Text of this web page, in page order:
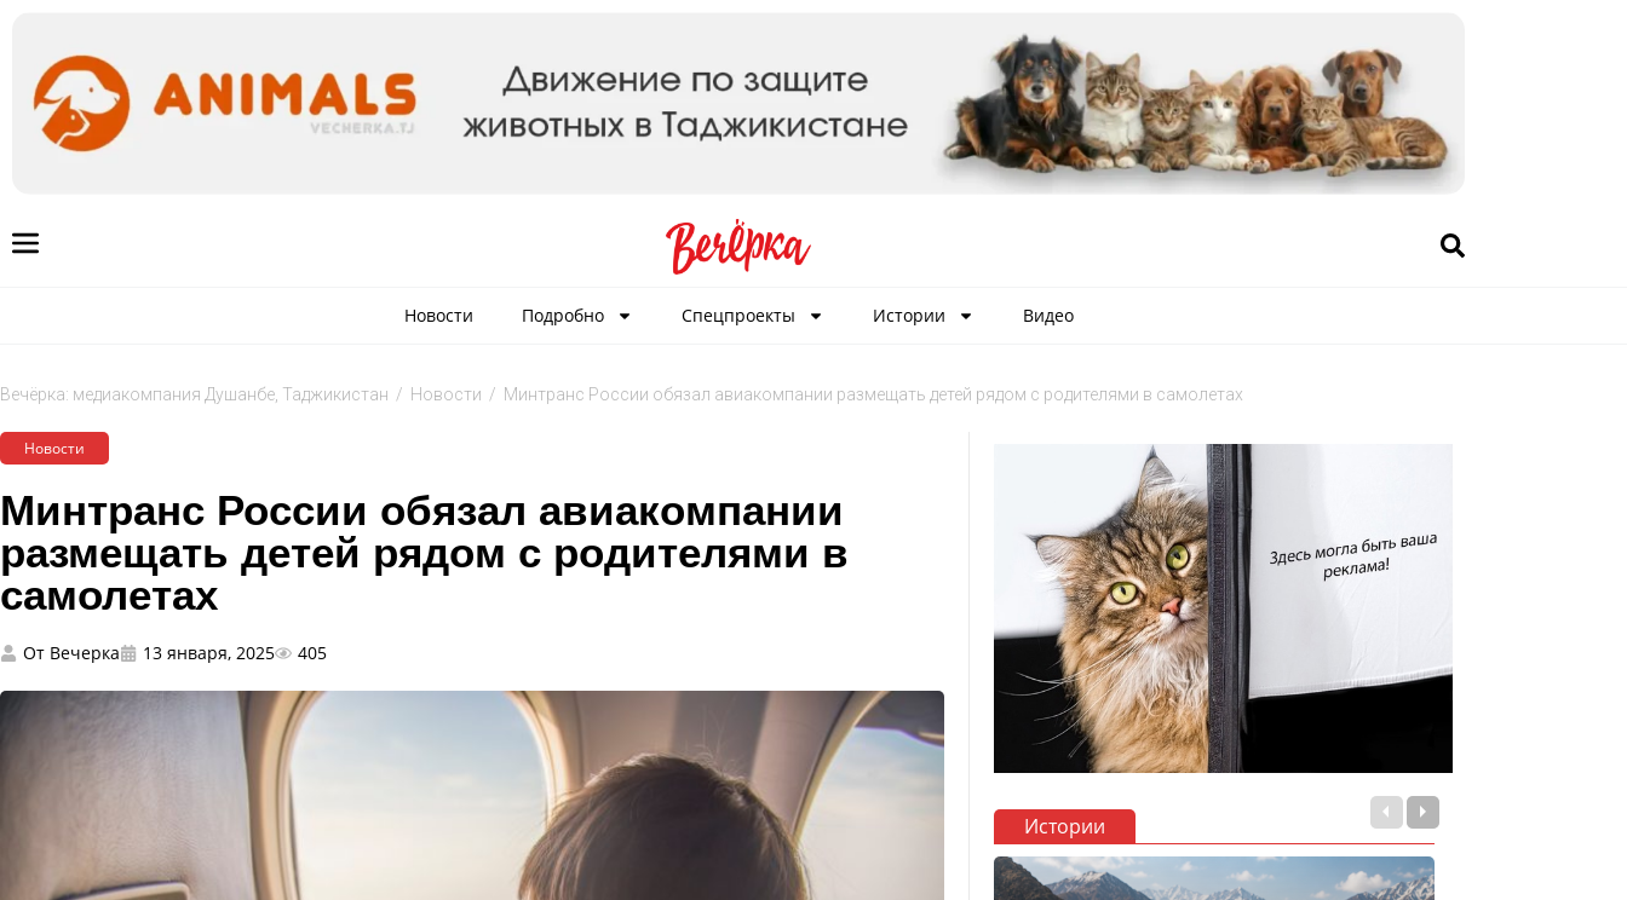
Новости Подробно Спецпроекты Истории Видео
Вечёрка: медиакомпания Душанбе, Таджикистан / Новости / Минтранс России обязал авиакомпании размещать детей рядом с родителями в самолетах
Новости
Минтранс России обязал авиакомпании
размещать детей рядом с родителями в
самолетах
От Вечерка 13 января, 2025 405
Истории